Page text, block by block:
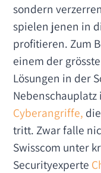
sondern
spielen jenen in
profitieren. Zum
einem der
Lösungen in der
Nebenschauplatz
Cyberangriffe,
tritt. Zwar falle
Swisscom unter
Securityexperte